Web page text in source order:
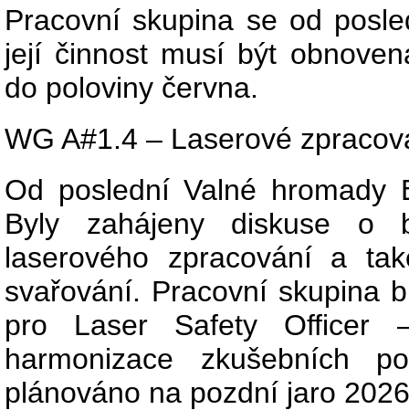
Pracovní skupina se od
její činnost musí být
do poloviny června.
WG A#1.4 – Laserové
Od poslední Valné hromady
Byly zahájeny diskuse o
laserového zpracování a
svařování. Pracovní skupina
pro Laser Safety Officer
harmonizace zkušebních
plánováno na pozdní jaro